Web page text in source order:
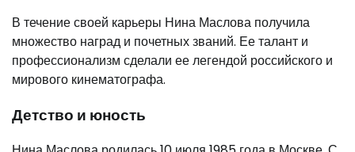
В течение своей карьеры Нина Маслова получила
множество наград и почетных званий. Ее талант и
профессионализм сделали ее легендой российского и
мирового кинематографа.
Детство и юность